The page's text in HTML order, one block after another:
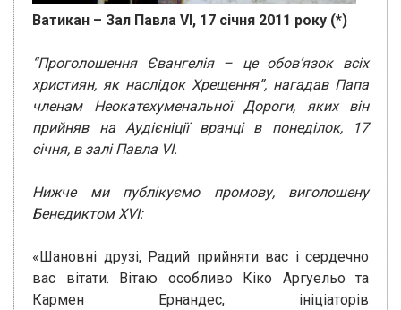
Ватикан – Зал Павла VI, 17 січня 2011 року (*)
“Проголошення Євангелія – ​​це обов’язок всіх
християн, як наслідок Хрещення”, нагадав Папа
членам Неокатехуменальної Дороги, яких він
прийняв на Аудієніції вранці в понеділок, 17
січня, в залі Павла VI.
Нижче ми публікуємо промову, виголошену
Бенедиктом XVI:
«Шановні друзі, Радий прийняти вас і сердечно
вас вітати. Вітаю особливо Кіко Аргуельо та
Кармен Ернандес, ініціаторів